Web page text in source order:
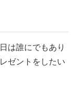
は誰にでもあり
ゼントをしたい